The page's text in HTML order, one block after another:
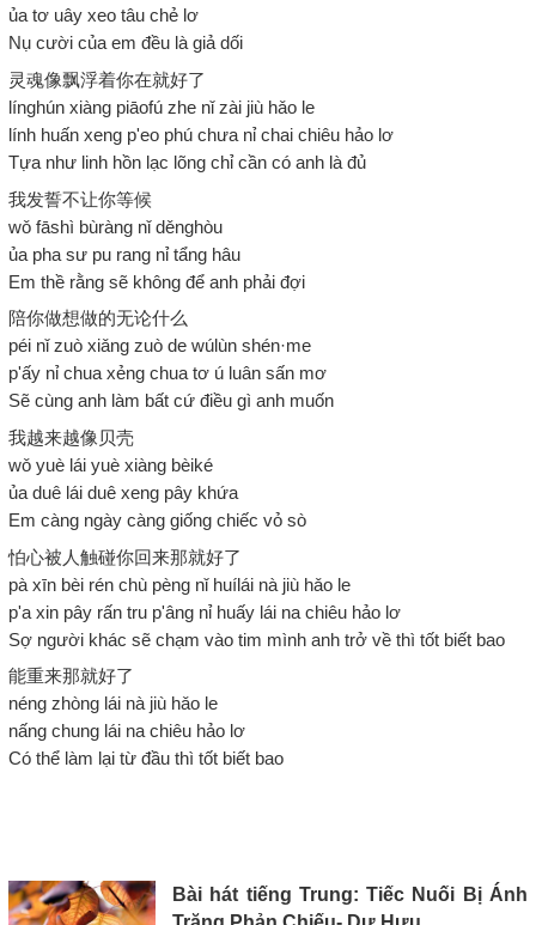
ủa tơ uây xeo tâu chẻ lơ
Nụ cười của em đều là giả dối
灵魂像飘浮着你在就好了
línghún xiàng piāofú zhe nǐ zài jiù hǎo le
lính huấn xeng p'eo phú chưa nỉ chai chiêu hảo lơ
Tựa như linh hồn lạc lõng chỉ cần có anh là đủ
我发誓不让你等候
wǒ fāshì bùràng nǐ děnghòu
ủa pha sư pu rang nỉ tẩng hâu
Em thề rằng sẽ không để anh phải đợi
陪你做想做的无论什么
péi nǐ zuò xiǎng zuò de wúlùn shén·me
p'ấy nỉ chua xẻng chua tơ ú luân sấn mơ
Sẽ cùng anh làm bất cứ điều gì anh muốn
我越来越像贝壳
wǒ yuè lái yuè xiàng bèiké
ủa duê lái duê xeng pây khứa
Em càng ngày càng giống chiếc vỏ sò
怕心被人触碰你回来那就好了
pà xīn bèi rén chù pèng nǐ huílái nà jiù hǎo le
p'a xin pây rấn tru p'âng nỉ huấy lái na chiêu hảo lơ
Sợ người khác sẽ chạm vào tim mình anh trở về thì tốt biết bao
能重来那就好了
néng zhòng lái nà jiù hǎo le
nấng chung lái na chiêu hảo lơ
Có thể làm lại từ đầu thì tốt biết bao
Bài hát tiếng Trung: Tiếc Nuối Bị Ánh